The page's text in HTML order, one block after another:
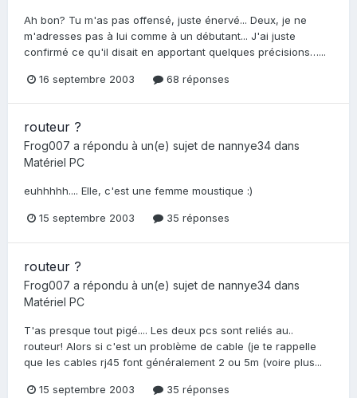
Ah bon? Tu m'as pas offensé, juste énervé... Deux, je ne
m'adresses pas à lui comme à un débutant... J'ai juste
confirmé ce qu'il disait en apportant quelques précisions…...
16 septembre 2003 68 réponses
routeur ?
Frog007 a répondu à un(e) sujet de nannye34 dans
Matériel PC
euhhhhh.... Elle, c'est une femme moustique :)
15 septembre 2003 35 réponses
routeur ?
Frog007 a répondu à un(e) sujet de nannye34 dans
Matériel PC
T'as presque tout pigé.... Les deux pcs sont reliés au..
routeur! Alors si c'est un problème de cable (je te rappelle
que les cables rj45 font généralement 2 ou 5m (voire plus...
15 septembre 2003 35 réponses